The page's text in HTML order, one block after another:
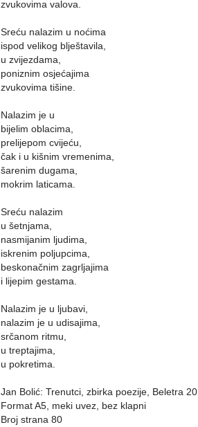
zvukovima valova.
Sreću nalazim u noćima
ispod velikog blještavila,
u zvijezdama,
poniznim osjećajima
zvukovima tišine.
Nalazim je u
bijelim oblacima,
prelijepom cvijeću,
čak i u kišnim vremenima,
šarenim dugama,
mokrim laticama.
Sreću nalazim
u šetnjama,
nasmijanim ljudima,
iskrenim poljupcima,
beskonačnim zagrljajima
i lijepim gestama.
Nalazim je u ljubavi,
nalazim je u udisajima,
srčanom ritmu,
u treptajima,
u pokretima.
Jan Bolić: Trenutci, zbirka poezije, Beletra
Format A5, meki uvez, bez klapni
Broj strana 80